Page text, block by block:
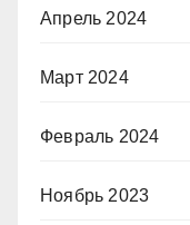
Апрель 2024
Март 2024
Февраль 2024
Ноябрь 2023